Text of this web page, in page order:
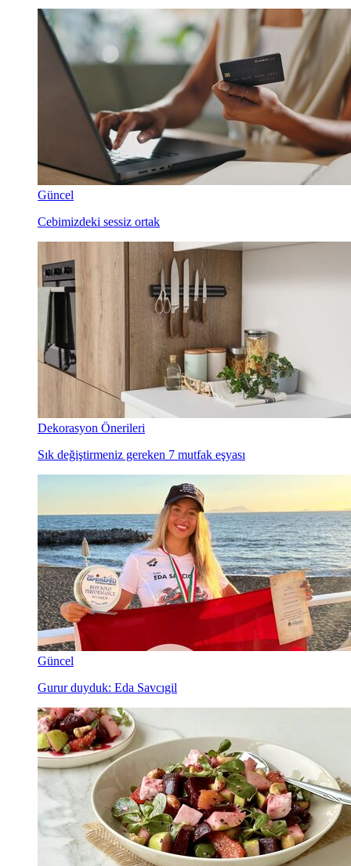
Güncel
Cebimizdeki sessiz ortak
Dekorasyon Önerileri
Sık değiştirmeniz gereken 7 mutfak eşyası
Güncel
Gurur duyduk: Eda Savcıgil